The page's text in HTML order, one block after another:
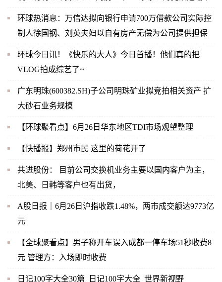
环球热消息：万信达拟向银行申请700万借款公司实际控
制人徐国钢、刘英夫妇以自有房产无偿为公司提供担保
环球今日讯！《快乐的大人》今日首播！他们真的把
VLOG拍成综艺了~
广东明珠(600382.SH)子公司明珠矿业拟竞拍相关资产 扩
大砂石业务规模
【环球聚看点】6月26日华东地区TDI市场观望整理
【快播报】郑州市民 这里的荷花开了
共进股份： 目前公司交换机业务主要以国内客户为主，
北美、日韩等客户也有出货，
A股日报｜6月26日沪指收跌1.48%，两市成交额达9773亿
元
【全球聚看点】男子称开车误入成都一停车场51秒收费8
元 管理方：入场即时收费
日记100字大全30篇_日记100字大全_世界新视野